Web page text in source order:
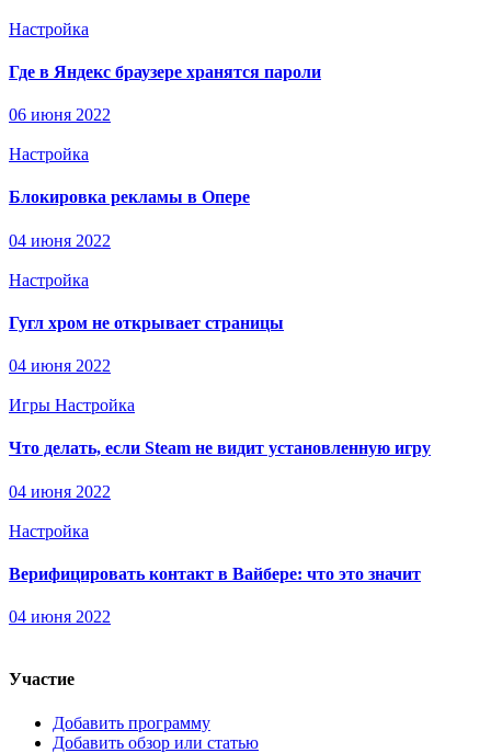
Настройка
Где в Яндекс браузере хранятся пароли
06 июня 2022
Настройка
Блокировка рекламы в Опере
04 июня 2022
Настройка
Гугл хром не открывает страницы
04 июня 2022
Игры Настройка
Что делать, если Steam не видит установленную игру
04 июня 2022
Настройка
Верифицировать контакт в Вайбере: что это значит
04 июня 2022
Участие
Добавить программу
Добавить обзор или статью